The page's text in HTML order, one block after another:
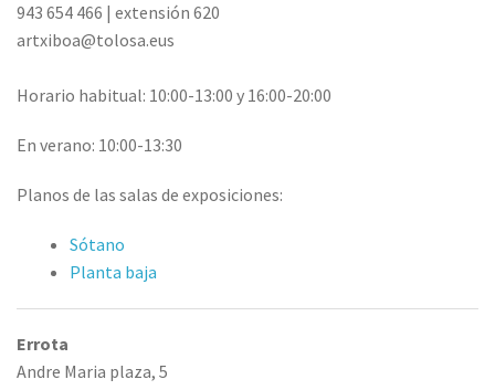
943 654 466 | extensión 620
artxiboa@tolosa.eus
Horario habitual: 10:00-13:00 y 16:00-20:00
En verano: 10:00-13:30
Planos de las salas de exposiciones:
Sótano
Planta baja
Errota
Andre Maria plaza, 5